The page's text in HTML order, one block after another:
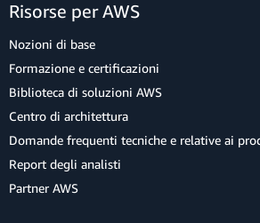
Risorse per AWS
Nozioni di base
Formazione e certificazioni
Biblioteca di soluzioni AWS
Centro di architettura
Domande frequenti tecniche e relative ai
Report degli analisti
Partner AWS